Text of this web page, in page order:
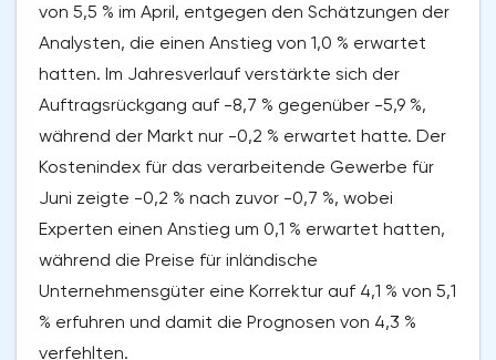
von 5,5 % im April, entgegen den Schätzungen der
Analysten, die einen Anstieg von 1,0 % erwartet
hatten. Im Jahresverlauf verstärkte sich der
Auftragsrückgang auf -8,7 % gegenüber -5,9 %,
während der Markt nur -0,2 % erwartet hatte. Der
Kostenindex für das verarbeitende Gewerbe für
Juni zeigte -0,2 % nach zuvor -0,7 %, wobei
Experten einen Anstieg um 0,1 % erwartet hatten,
während die Preise für inländische
Unternehmensgüter eine Korrektur auf 4,1 % von 5,1
% erfuhren und damit die Prognosen von 4,3 %
verfehlten.